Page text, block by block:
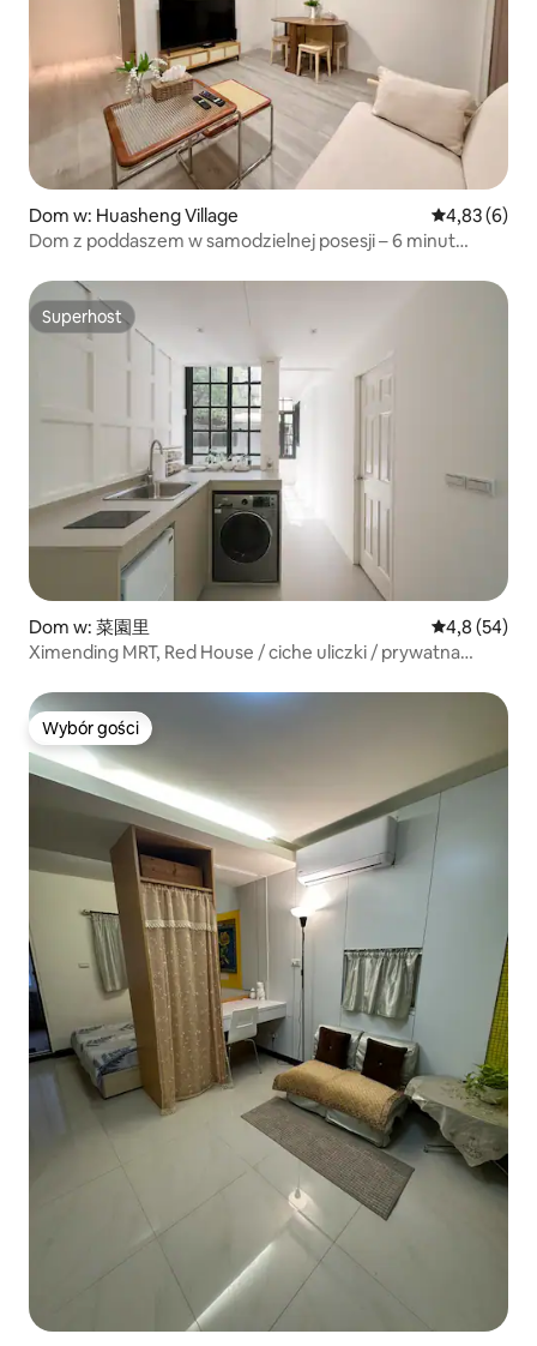
Dom w: Huasheng Village Średnia
4,83 (6)
Dom z poddaszem w samodzielnej posesji – 6 minut
Zhongxiao Dunhua BL-16, Taipei Arena/Esplanade Taipei
Superhost
Superhost
Dom w: 菜園里 Średnia
4,8 (54)
Ximending MRT, Red House / ciche uliczki / prywatna
popularnych atrakcji ~
Wybór gości
Wybór gości